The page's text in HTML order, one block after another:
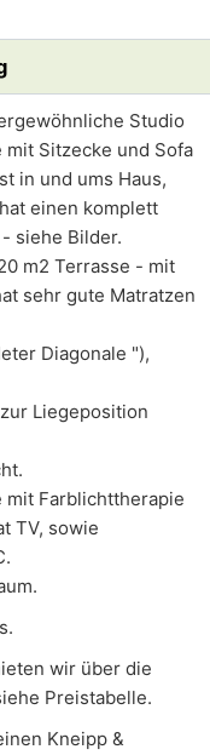
Studio
Sitzecke und Sofa
in und ums Haus,
einen komplett
siehe Bilder.
m2 Terrasse - mit
sehr gute Matratzen
Diagonale "),
Liegeposition
mit Farblichttherapie
TV, sowie
wir über die
Preistabelle.
Kneipp &